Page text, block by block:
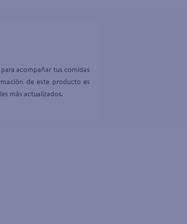
acompañar tus comidas
de este producto es
más actualizados.